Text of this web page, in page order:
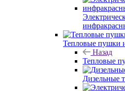
Тепловые пушки
Назад
Тепловые
Дизельные